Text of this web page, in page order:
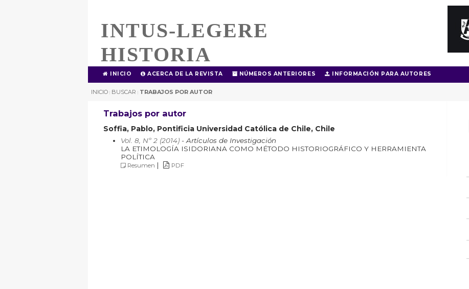
INTUS-LEGERE
HISTORIA
INICIO ACERCA DE LA REVISTA NÚMEROS ANTERIORES INFORMACIÓN PARA AUTORES
INICIO | BUSCAR | TRABAJOS POR AUTOR
Trabajos por autor
Soffia, Pablo, Pontificia Universidad Católica de Chile, Chile
Vol. 8, Nº 2 (2014)- Artículos de Investigación
LA ETIMOLOGÍA ISIDORIANA COMO MÉTODO HISTORIOGRÁFICO Y HERRAMIENTA
POLÍTICA
Resumen | PDF